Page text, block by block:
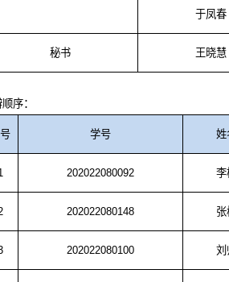
于凤春
秘书 王晓慧
顺序：
学号 姓
202022080092 李
202022080148 张
202022080100 刘